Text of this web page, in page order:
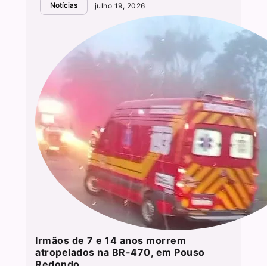
Notícias julho 19, 2026
Irmãos de 7 e 14 anos morrem
atropelados na BR-470, em Pouso